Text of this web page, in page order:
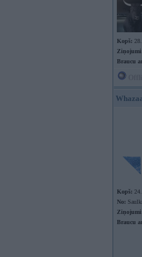
Kopš:
Ziņojumi:
Braucu
Kopš:
No:
Ziņojumi:
Braucu